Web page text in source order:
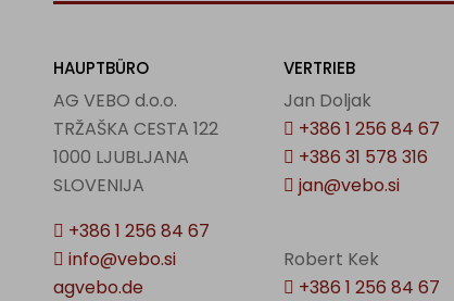
HAUPTBÜRO
AG VEBO d.o.o.
TRŽAŠKA CESTA 122
1000 LJUBLJANA
SLOVENIJA
+386 1 256 84 67
info@vebo.si
agvebo.de
VERTRIEB
Jan Doljak
+386 1 256 84 67
+386 31 578 316
jan@vebo.si
Robert Kek
+386 1 256 84 67